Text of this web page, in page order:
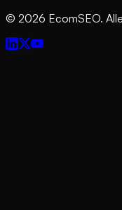
© 2026 EcomSEO.